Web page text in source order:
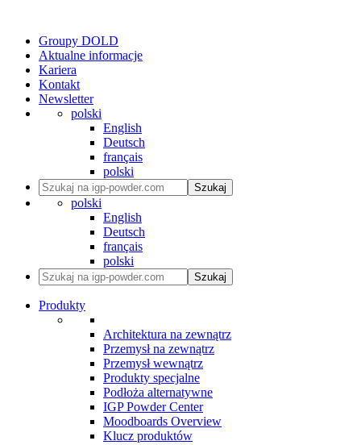
Groupy DOLD
Aktualne informacje
Kariera
Kontakt
Newsletter
polski
English
Deutsch
français
polski
Szukaj
polski
English
Deutsch
français
polski
Szukaj
Produkty
Architektura na zewnątrz
Przemysł na zewnątrz
Przemysł wewnątrz
Produkty specjalne
Podłoża alternatywne
IGP Powder Center
Moodboards Overview
Klucz produktów